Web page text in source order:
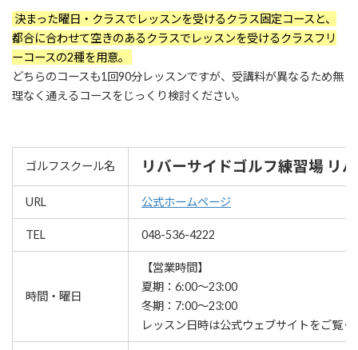
決まった曜日・クラスでレッスンを受けるクラス固定コースと、
都合に合わせて空きのあるクラスでレッスンを受けるクラスフリ
ーコースの2種を用意。
どちらのコースも1回90分レッスンですが、受講料が異なるため無
理なく通えるコースをじっくり検討ください。
ゴルフスクール名 リバーサイドゴルフ練習場 リ
URL 公式ホームページ
TEL 048-536-4222
時間・曜日
【営業時間】
夏期：6:00～23:00
冬期：7:00～23:00
レッスン⽇時は公式ウェブサイトをご覧く